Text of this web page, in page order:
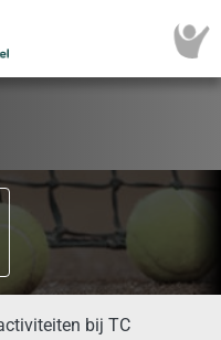
bij TC